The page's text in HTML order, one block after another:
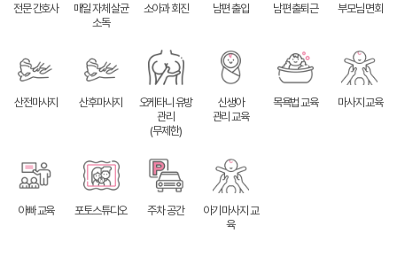
전문 간호사
매일 자체 살균
소독
소아과 회진 남편 출입 남편 출퇴근 부모님 면회
산전마사지 산후마사지
오케타니 유방
관리
(무제한)
신생아
관리 교육
목욕법 교육 마사지 교육
아빠 교육 포토스튜디오 주차 공간
아기 마사지 교
육